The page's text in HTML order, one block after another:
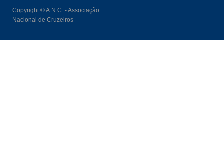
Copyright © A.N.C. - Associação
Nacional de Cruzeiros